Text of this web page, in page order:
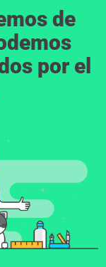
de
por el